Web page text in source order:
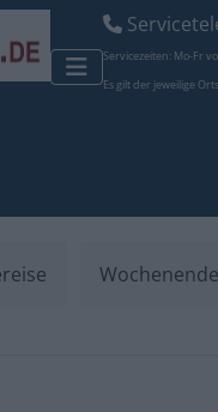
Servicezeiten: Mo-Fr
Es gilt der jeweilige
Wochenende